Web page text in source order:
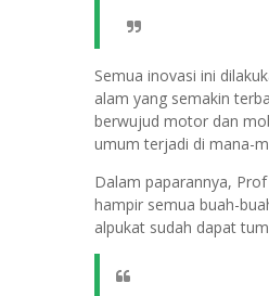
Semua inovasi ini
alam yang semakin
berwujud motor dan
umum terjadi di mana-
Dalam paparannya,
hampir semua buah-
alpukat sudah dapat